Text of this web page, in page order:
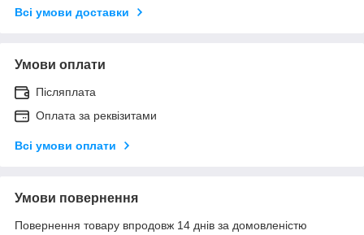
Всі умови доставки
Умови оплати
Післяплата
Оплата за реквізитами
Всі умови оплати
Умови повернення
Повернення товару впродовж 14 днів за домовленістю